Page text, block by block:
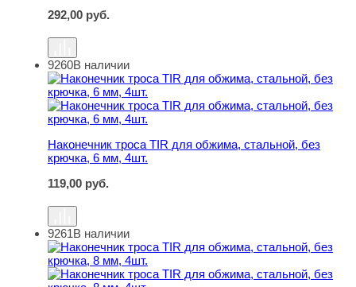
292,00 руб.
Наконечник троса TIR для обжима, стальной, без
9260В наличии
Наконечник троса TIR для обжима, стальной, без
крючка, 6 мм, 4шт.
119,00 руб.
Наконечник троса TIR для обжима, стальной, без
9261В наличии